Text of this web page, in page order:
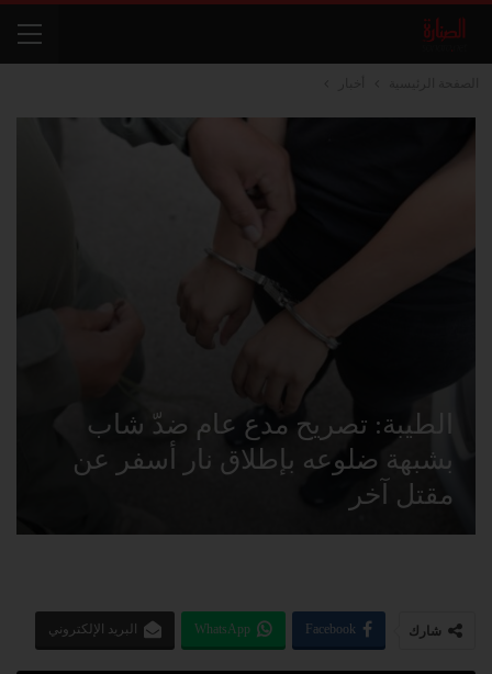
الطيبة: تصريح مدع عام ضدّ شاب
بشبهة ضلوعه بإطلاق نار أسفر عن
مقتل آخر
شارك Facebook
WhatsApp البريد الإلكتروني